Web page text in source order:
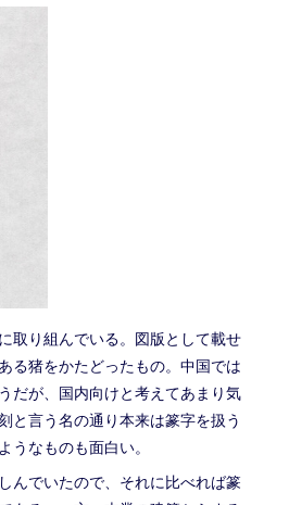
取り組んでいる。図版として載せ
る猪をかたどったもの。中国では
だが、国内向けと考えてあまり気
と言う名の通り本来は篆字を扱う
うなものも面白い。
んでいたので、それに比べれば篆